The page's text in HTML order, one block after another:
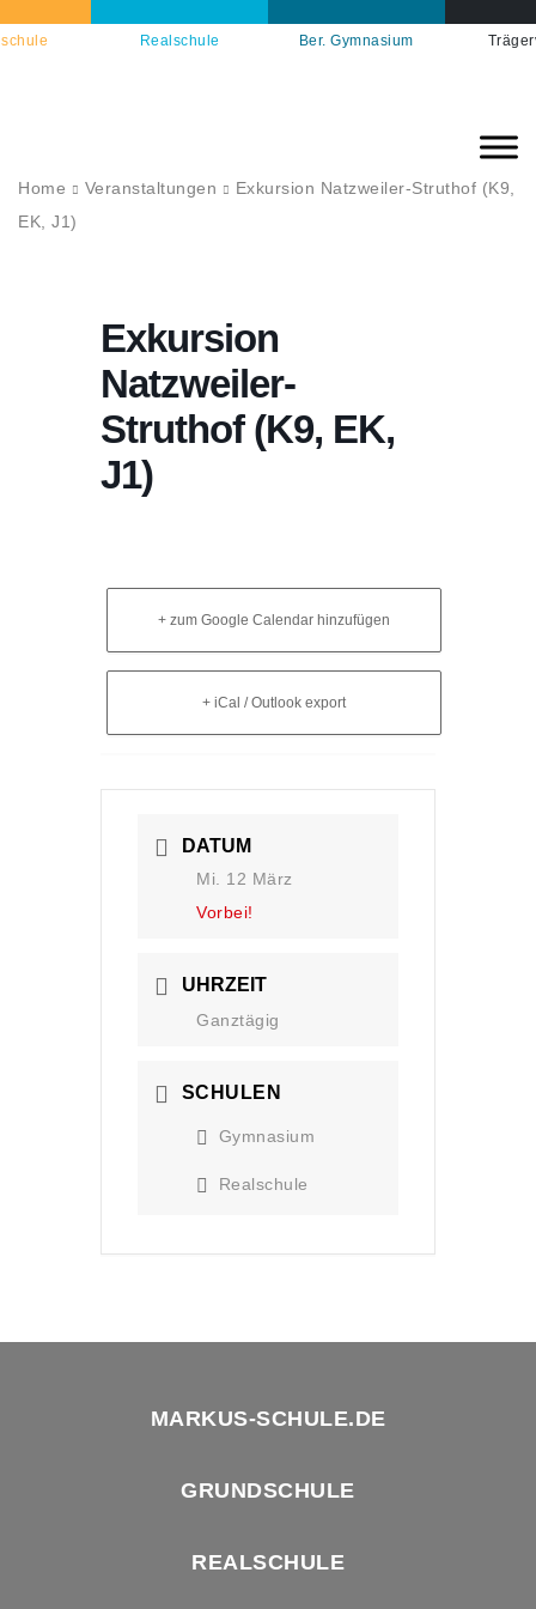
Realschule Ber. Gymnasium
Home Veranstaltungen
Exkursion Natzweiler-Struthof (K9,
EK, J1)
Exkursion
Natzweiler-
Struthof (K9, EK,
J1)
+ zum Google Calendar hinzufügen
+ iCal / Outlook export
DATUM
Mi. 12 März
Vorbei!
UHRZEIT
Ganztägig
SCHULEN
Gymnasium
Realschule
MARKUS-SCHULE.DE
GRUNDSCHULE
REALSCHULE